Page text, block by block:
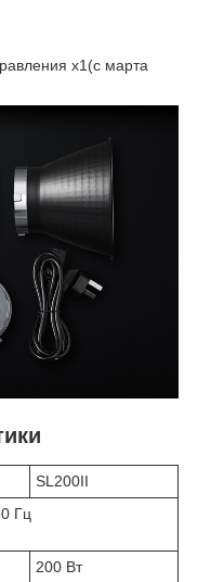
х1(с марта
SL200II
Гц
200 Вт